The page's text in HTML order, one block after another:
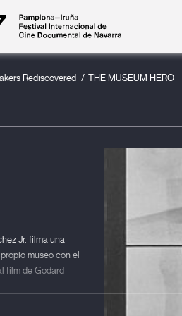
Rediscovered THE MUSEUM HERO
Jr. filma una
museo con el
film de Godard